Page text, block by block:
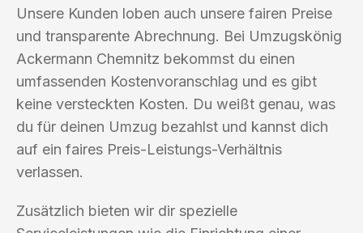
Unsere Kunden loben auch unsere fairen Preise
und transparente Abrechnung. Bei Umzugskönig
Ackermann Chemnitz bekommst du einen
umfassenden Kostenvoranschlag und es gibt
keine versteckten Kosten. Du weißt genau, was
du für deinen Umzug bezahlst und kannst dich
auf ein faires Preis-Leistungs-Verhältnis
verlassen.
Zusätzlich bieten wir dir spezielle